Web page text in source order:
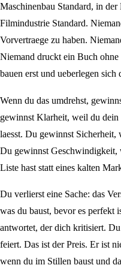
Maschinenbau Standard, in
Filmindustrie Standard.
Vorvertraege zu haben.
Niemand druckt ein Buch
bauen erst und ueberlegen
Wenn du das umdrehst,
gewinnst Klarheit, weil du
laesst. Du gewinnst
Du gewinnst Geschwindigkeit,
Liste hast statt eines kalten
Du verlierst eine Sache: das
was du baust, bevor es perfekt
antwortet, der dich kritisiert.
feiert. Das ist der Preis. Er ist
wenn du im Stillen baust und